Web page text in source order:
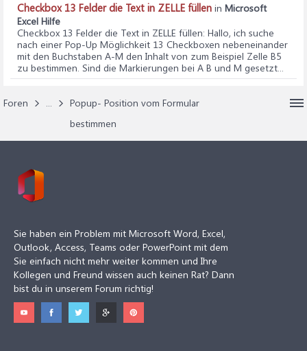
Checkbox 13 Felder die Text in ZELLE füllen in Microsoft
Excel Hilfe
Checkbox 13 Felder die Text in ZELLE füllen: Hallo, ich suche
nach einer Pop-Up Möglichkeit 13 Checkboxen nebeneinander
mit den Buchstaben A-M den Inhalt von zum Beispiel Zelle B5
zu bestimmen. Sind die Markierungen bei A B und M gesetzt...
Foren ...
Popup- Position vom Formular
bestimmen
Sie haben ein Problem mit Microsoft Word, Excel,
Outlook, Access, Teams oder PowerPoint mit dem
Sie einfach nicht mehr weiter kommen und Ihre
Kollegen und Freund wissen auch keinen Rat? Dann
bist du in unserem Forum richtig!